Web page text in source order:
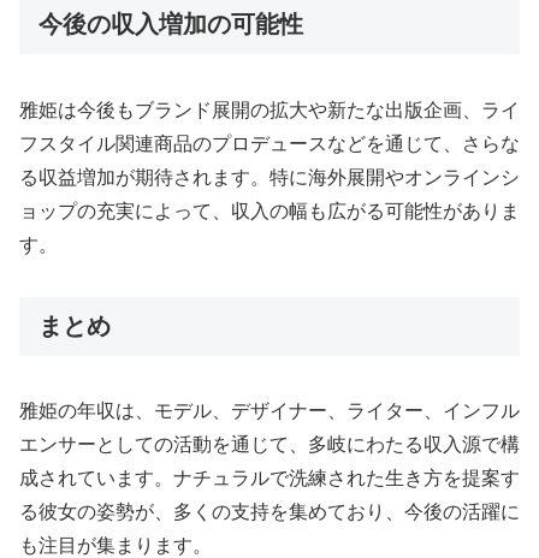
今後の収入増加の可能性
雅姫は今後もブランド展開の拡大や新たな出版企画、ライ
フスタイル関連商品のプロデュースなどを通じて、さらな
る収益増加が期待されます。特に海外展開やオンラインシ
ョップの充実によって、収入の幅も広がる可能性がありま
す。
まとめ
雅姫の年収は、モデル、デザイナー、ライター、インフル
エンサーとしての活動を通じて、多岐にわたる収入源で構
成されています。ナチュラルで洗練された生き方を提案す
る彼女の姿勢が、多くの支持を集めており、今後の活躍に
も注目が集まります。